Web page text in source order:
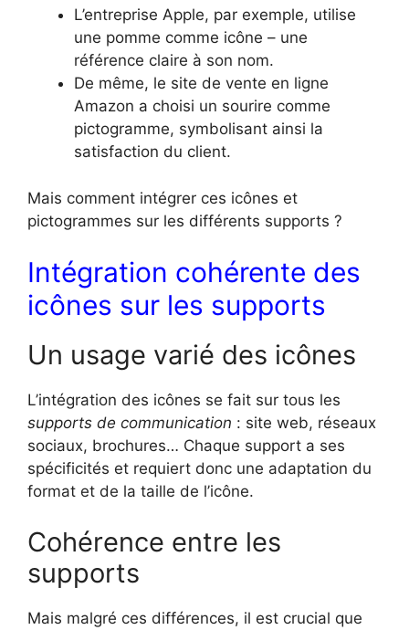
L’entreprise Apple, par exemple, utilise
une pomme comme icône – une
référence claire à son nom.
De même, le site de vente en ligne
Amazon a choisi un sourire comme
pictogramme, symbolisant ainsi la
satisfaction du client.
Mais comment intégrer ces icônes et
pictogrammes sur les différents supports ?
Intégration cohérente des
icônes sur les supports
Un usage varié des icônes
L’intégration des icônes se fait sur tous les
supports de communication : site web, réseaux
sociaux, brochures… Chaque support a ses
spécificités et requiert donc une adaptation du
format et de la taille de l’icône.
Cohérence entre les
supports
Mais malgré ces différences, il est crucial que